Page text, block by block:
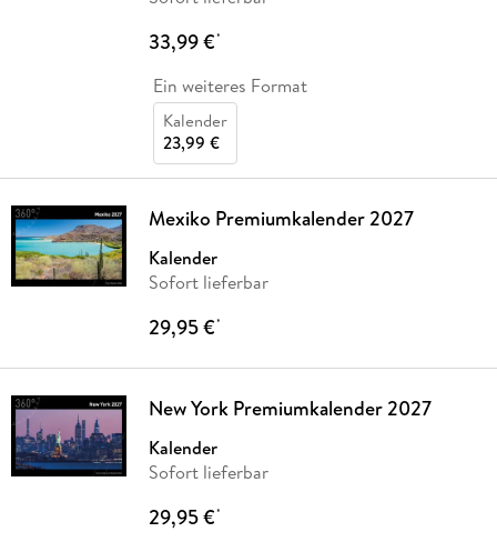
33,99 €*
Ein weiteres Format
Kalender
23,99 €
Mexiko Premiumkalender 2027
Kalender
Sofort lieferbar
29,95 €*
New York Premiumkalender 2027
Kalender
Sofort lieferbar
29,95 €*